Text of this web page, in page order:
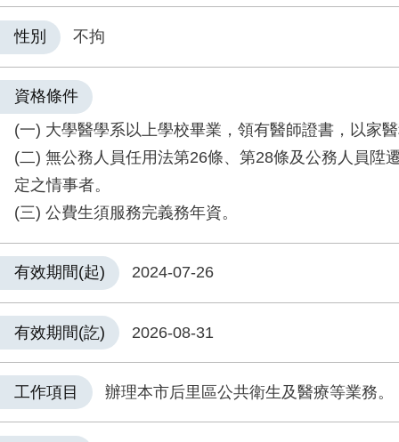
性別 不拘
資格條件
(一) 大學醫學系以上學校畢業，領有醫師證書，以家
(二) 無公務人員任用法第26條、第28條及公務人員陞
定之情事者。
(三) 公費生須服務完義務年資。
有效期間(起) 2024-07-26
有效期間(訖) 2026-08-31
工作項目 辦理本市后里區公共衛生及醫療等業務。